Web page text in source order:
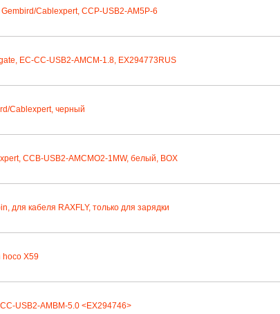
Cablexpert, CCP-USB2-AM5P-6
EC-CC-USB2-AMCM-1.8, EX294773RUS
Cablexpert, черный
CCB-USB2-AMCMO2-1MW, белый, BOX
для кабеля RAXFLY, только для зарядки
hoco X59
USB2-AMBM-5.0 <EX294746>